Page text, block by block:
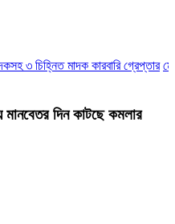
চিহ্নিত মাদক কারবারি গ্রেপ্তার
মানবেতর দিন কাটছে কমলার